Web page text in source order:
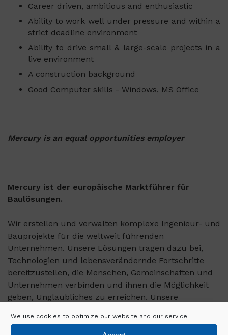
We use cookies to optimize our website and our service.
Career driven, ambitious and enthusiastic
Ability to work well under pressure and within a
strict deadline environment
Ability to drive small & large-scale projects in a
live environment
A construction background
Good Computer skills - Windows, MS Office
Mercury is an equal opportunities employer
Mercury ist der europäische Marktführer für
Baulösungen.
Wir erstellen und verwalten komplexe Ingenieur- und
Bauprojekte für die weltweit führenden
Unternehmen. Unsere Lösungen tragen dazu bei,
Technologien und lebensverändernde Fortschritte
bereitzustellen, die Menschen, Gemeinschaften und
Unternehmen verbinden und ihnen die Möglichkeit
geben, Unglaubliches zu erreichen. Unsere
Entschlossenheit und ihr scharfer Fokus ermöglichen